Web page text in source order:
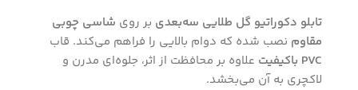
تابلو دکوراتیو گل طلایی سه‌بعدی بر روی شاسی چوبی
مقاوم نصب شده که دوام بالایی را فراهم می‌کند. قاب
PVC باکیفیت
علاوه بر محافظت از اثر، جلوه‌ای مدرن و
لاکچری به آن می‌بخشد.